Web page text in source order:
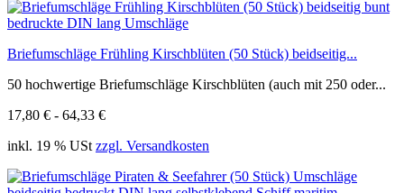
Briefumschläge Frühling Kirschblüten (50 Stück) beidseitig...
50 hochwertige Briefumschläge Kirschblüten (auch mit 250 oder...
17,80 € - 64,33 €
inkl. 19 % USt zzgl. Versandkosten